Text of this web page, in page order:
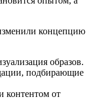
концепцию
образов.
подбирающие
контентом от